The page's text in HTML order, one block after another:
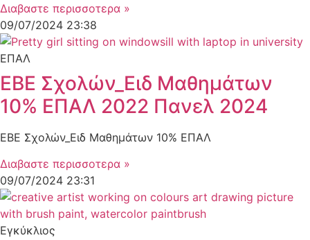
Διαβαστε περισσοτερα »
09/07/2024 23:38
ΕΠΑΛ
ΕΒΕ Σχολών_Ειδ Μαθημάτων
10% ΕΠΑΛ 2022 Πανελ 2024
ΕΒΕ Σχολών_Ειδ Μαθημάτων 10% ΕΠΑΛ
Διαβαστε περισσοτερα »
09/07/2024 23:31
Εγκύκλιος